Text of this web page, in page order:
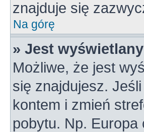
znajduje się
Na górę
» Jest
Możliwe, że jest
się znajdujesz.
kontem i zmień
pobytu. Np.